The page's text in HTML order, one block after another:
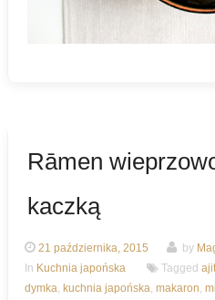
Rāmen
kaczką
21 października, 2015 by
In Kuchnia japońska Tagged
dymka, kuchnia japońska, makaron,